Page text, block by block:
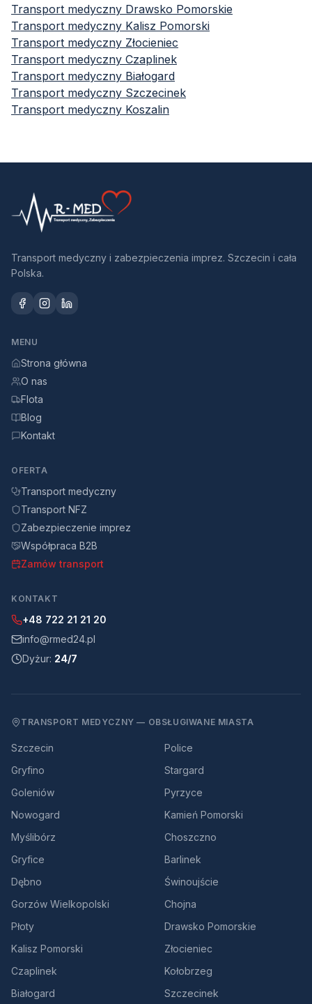
Transport medyczny Drawsko Pomorskie
Transport medyczny Kalisz Pomorski
Transport medyczny Złocieniec
Transport medyczny Czaplinek
Transport medyczny Białogard
Transport medyczny Szczecinek
Transport medyczny Koszalin
Transport medyczny i zabezpieczenia imprez. Szczecin i cała
Polska.
MENU
Strona główna
O nas
Flota
Blog
Kontakt
OFERTA
Transport medyczny
Transport NFZ
Zabezpieczenie imprez
Współpraca B2B
Zamów transport
KONTAKT
+48 722 21 21 20
info@rmed24.pl
Dyżur: 24/7
TRANSPORT MEDYCZNY — OBSŁUGIWANE MIASTA
Szczecin
Police
Gryfino
Stargard
Goleniów
Pyrzyce
Nowogard
Kamień Pomorski
Myślibórz
Choszczno
Gryfice
Barlinek
Dębno
Świnoujście
Gorzów Wielkopolski
Chojna
Płoty
Drawsko Pomorskie
Kalisz Pomorski
Złocieniec
Czaplinek
Kołobrzeg
Białogard
Szczecinek